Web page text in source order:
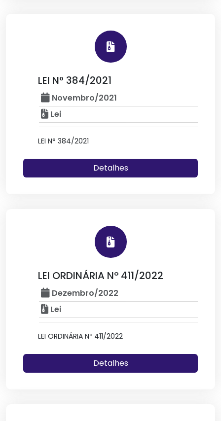
LEI N° 384/2021
Novembro/2021
Lei
LEI N° 384/2021
Detalhes
LEI ORDINÁRIA Nº 411/2022
Dezembro/2022
Lei
LEI ORDINÁRIA Nº 411/2022
Detalhes